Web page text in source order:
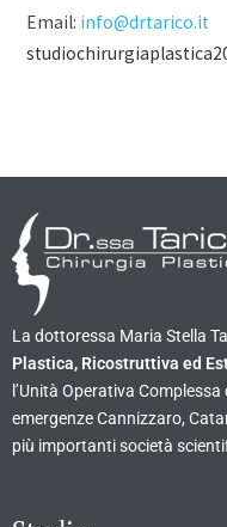
Email: info@drtarico.it
La dottoressa Maria Stella
Plastica, Ricostruttiva ed
l’Unità Operativa
emergenze Cannizzaro,
più importanti società